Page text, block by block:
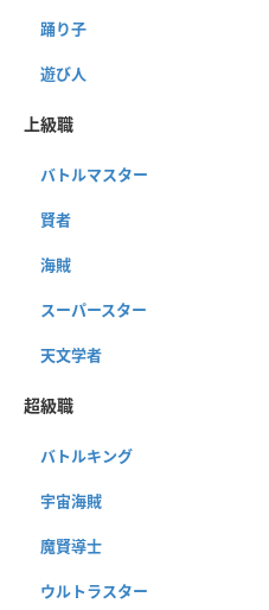
踊り子
遊び人
上級職
バトルマスター
賢者
海賊
スーパースター
天文学者
超級職
バトルキング
宇宙海賊
魔賢導士
ウルトラスター